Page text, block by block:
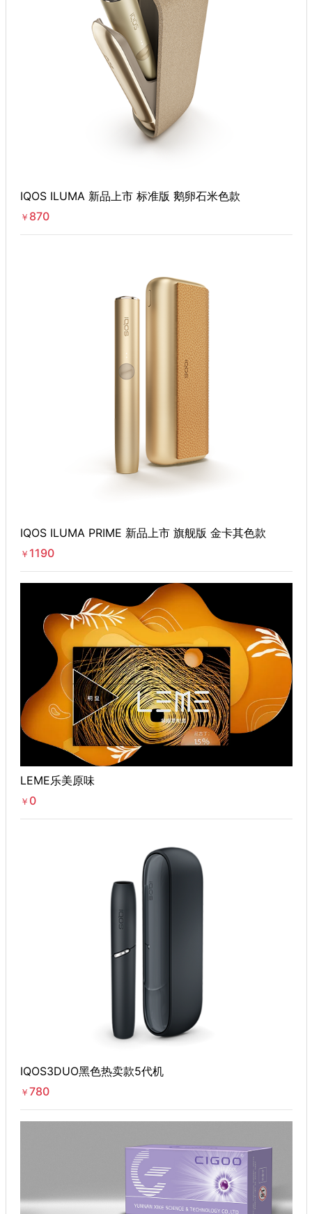
IQOS ILUMA 新品上市 标准版 鹅卵石米色款
￥ 870
IQOS ILUMA PRIME 新品上市 旗舰版 金卡其色款
￥ 1190
LEME乐美原味
￥ 0
IQOS3DUO黑色热卖款5代机
￥ 780